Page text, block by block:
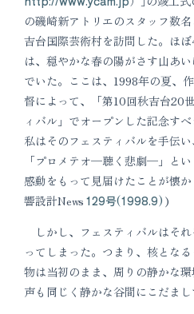
の磯崎新アトリエのスタッフ数
吉台国際芸術村を訪問した。ほ
は、穏やかな春の陽がさす山あ
でいた。ここは、1998年の夏、
督によって、「第10回秋吉台20
ィバル」でオープンした記念す
私はそのフェスティバルを手伝
「プロメテオ─聴く悲劇─」と
感動をもって見届けたことが懐
響設計News 129号(1998.9) )
しかし、フェスティバルはそ
ってしまった。つまり、核とな
物は当初のまま、周りの静かな
声も同じく静かな谷間にこだまし